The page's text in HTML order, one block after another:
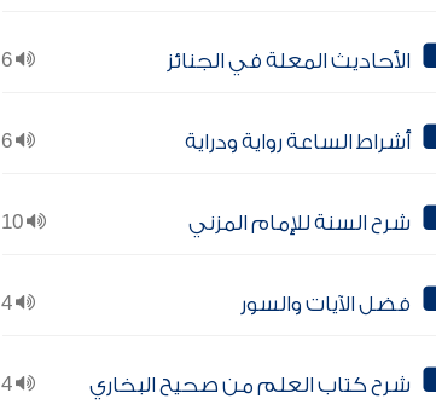
6 الأحاديث المعلة في الجنائز
6 أشراط الساعة رواية ودراية
10 شرح السنة للإمام المزني
4 فضل الآيات والسور
4 شرح كتاب العلم من صحيح البخاري